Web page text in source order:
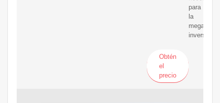
para
la
mega
inversión.
Obtén
el
precio